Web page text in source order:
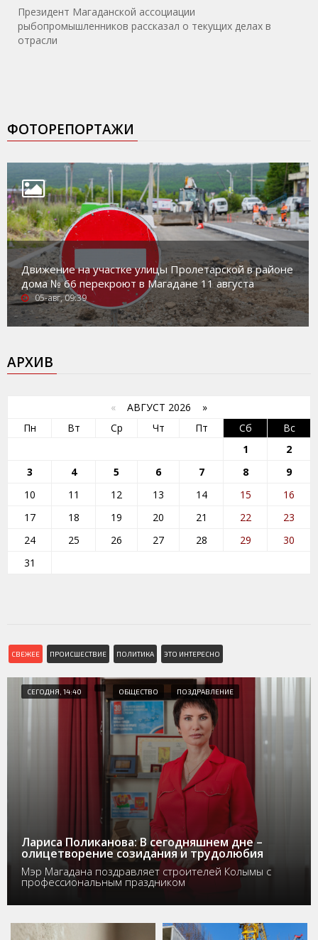
Президент Магаданской ассоциации
рыбопромышленников рассказал о текущих делах в
отрасли
ФОТОРЕПОРТАЖИ
Движение на участке улицы Пролетарской в районе
дома № 66 перекроют в Магадане 11 августа
05-авг, 09:39
АРХИВ
« АВГУСТ 2026 »
Пн
Вт Ср Чт Пт Сб
Вс
1
2
3
4 5 6 7 8
9
10
11 12 13 14 15
16
17
18 19 20 21 22
23
24
25 26 27 28 29
30
31
СВЕЖЕЕ ПРОИСШЕСТВИЕ ПОЛИТИКА ЭТО ИНТЕРЕСНО
СЕГОДНЯ, 14:40 ОБЩЕСТВО ПОЗДРАВЛЕНИЕ
Лариса Поликанова: В сегодняшнем дне –
олицетворение созидания и трудолюбия
Мэр Магадана поздравляет строителей Колымы с
профессиональным праздником